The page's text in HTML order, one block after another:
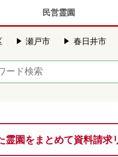
民営霊園
瀬戸市 春日井市
霊園をまとめて資料請求